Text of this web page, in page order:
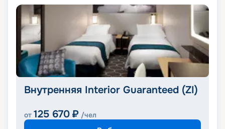
Внутренняя Interior Guaranteed (ZI)
от 125 670 ₽ /чел